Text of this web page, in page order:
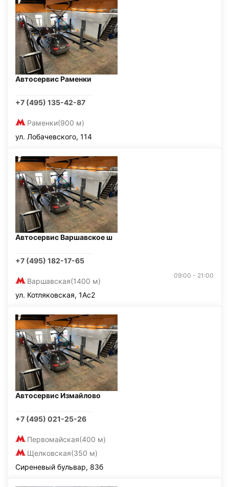
Автосервис Раменки
+7 (495) 135-42-87
Раменки(900 м)
ул. Лобачевского, 114
Автосервис Варшавское ш
+7 (495) 182-17-65
Варшавская(1400 м)
09:00 - 21:00
ул. Котляковская, 1Ас2
Автосервис Измайлово
+7 (495) 021-25-26
Первомайская(400 м)
Щелковская(350 м)
Сиреневый бульвар, 83б